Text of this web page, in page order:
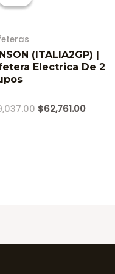
(ITALIA2GP) |
Electrica De 2
Original
$62,761.00Current